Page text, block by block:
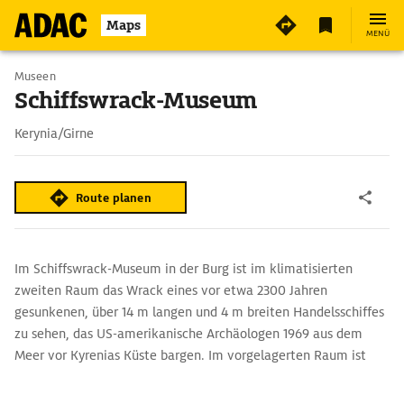
Maps MENÜ
Museen
Schiffswrack-Museum
Kerynia/Girne
Route planen
Im Schiffswrack-Museum in der Burg ist im klimatisierten
zweiten Raum das Wrack eines vor etwa 2300 Jahren
gesunkenen, über 14 m langen und 4 m breiten Handelsschiffes
zu sehen, das US-amerikanische Archäologen 1969 aus dem
Meer vor Kyrenias Küste bargen. Im vorgelagerten Raum ist